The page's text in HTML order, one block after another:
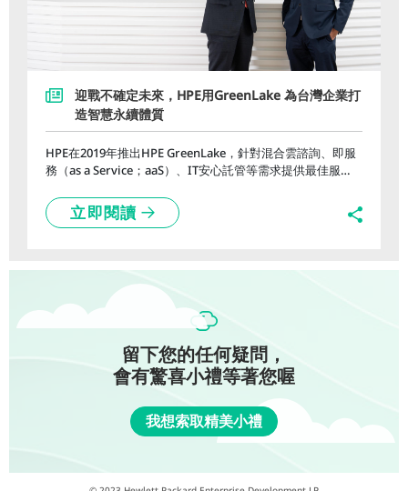
迎戰不確定未來，HPE用GreenLake 為台灣企業打
造智慧永續體質
HPE在2019年推出HPE GreenLake，針對混合雲諮詢、即服
務（as a Service；aaS）、IT安心託管等需求提供最佳服
韌性、實踐永續承諾，共創未來新局。
立即閱讀
留下您的任何疑問，
會有驚喜小禮等著您喔
我想索取精美小禮